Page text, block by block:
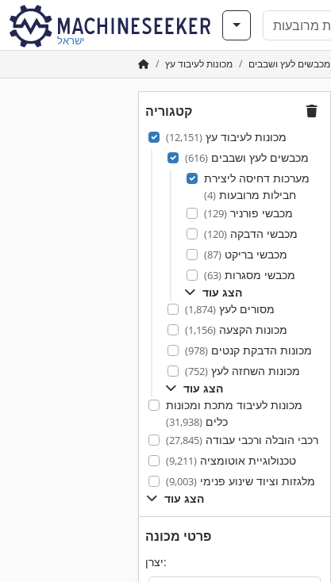
ישראל
מכונות לעיבוד עץ מכבשים לעץ ושבבים
קטגוריה
מכונות לעיבוד עץ(12,151)
מכבשים לעץ ושבבים(616)
מערכות דחיסה ליצירת
חבילות מרובעות(4)
מכבשי פורניר(129)
מכבשי הדבקה(120)
מכבשי בריקט(87)
מכבשי מסגרות(63)
הצג עוד
מסורים לעץ(1,874)
מכונות הקצעה(1,156)
מכונות הדבקת קנטים(978)
מכונות השחזה לעץ(752)
הצג עוד
מכונות לעיבוד מתכת ומכונות
כלים(31,938)
רכבי הובלה ורכבי עבודה(27,845)
טכנולוגיית אוטומציה(9,211)
מלגזות וציוד שינוע פנימי(9,003)
הצג עוד
פרטי מכונה
יצרן: